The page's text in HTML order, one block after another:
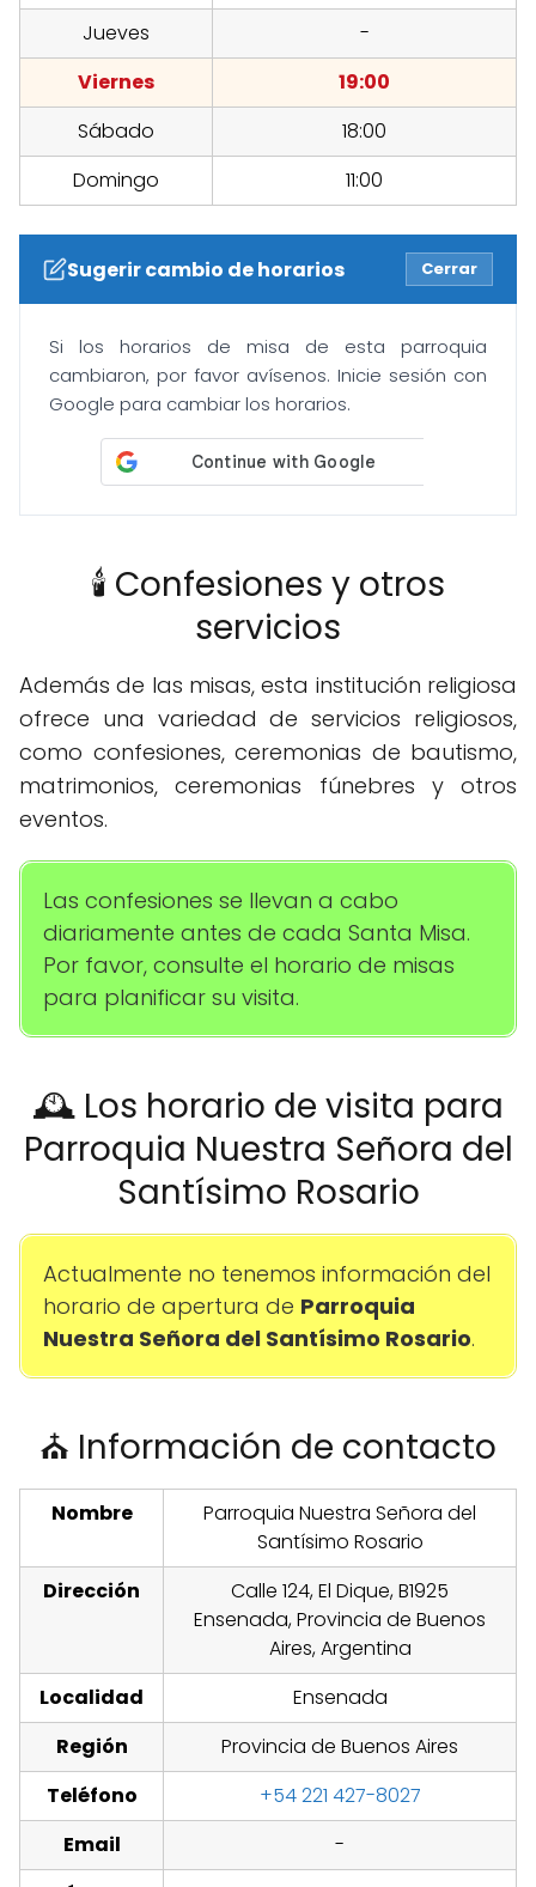
Jueves
-
Viernes
19:00
Sábado
18:00
Domingo
11:00
Sugerir cambio de horarios Cerrar
Si los horarios de misa de esta parroquia
cambiaron, por favor avísenos. Inicie sesión con
Google para cambiar los horarios.
🕯️ Confesiones y otros
servicios
Además de las misas, esta institución religiosa
ofrece una variedad de servicios religiosos,
como confesiones, ceremonias de bautismo,
matrimonios, ceremonias fúnebres y otros
eventos.
Las confesiones se llevan a cabo
diariamente antes de cada Santa Misa.
Por favor, consulte el horario de misas
para planificar su visita.
🕰️ Los horario de visita para
Parroquia Nuestra Señora del
Santísimo Rosario
Actualmente no tenemos información del
horario de apertura de Parroquia
Nuestra Señora del Santísimo Rosario.
⛪ Información de contacto
Nombre
Parroquia Nuestra Señora del
Santísimo Rosario
Dirección
Calle 124, El Dique, B1925
Ensenada, Provincia de Buenos
Aires, Argentina
Localidad
Ensenada
Región
Provincia de Buenos Aires
Teléfono
+54 221 427-8027
Email
-